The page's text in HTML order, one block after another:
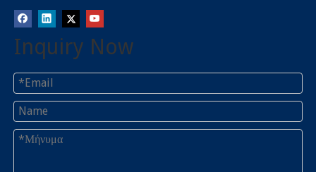
Inquiry Now